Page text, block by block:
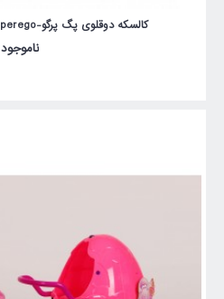
کالسکه دوقلوی پگ پرگو-pegperego مدل book for two
ناموجود